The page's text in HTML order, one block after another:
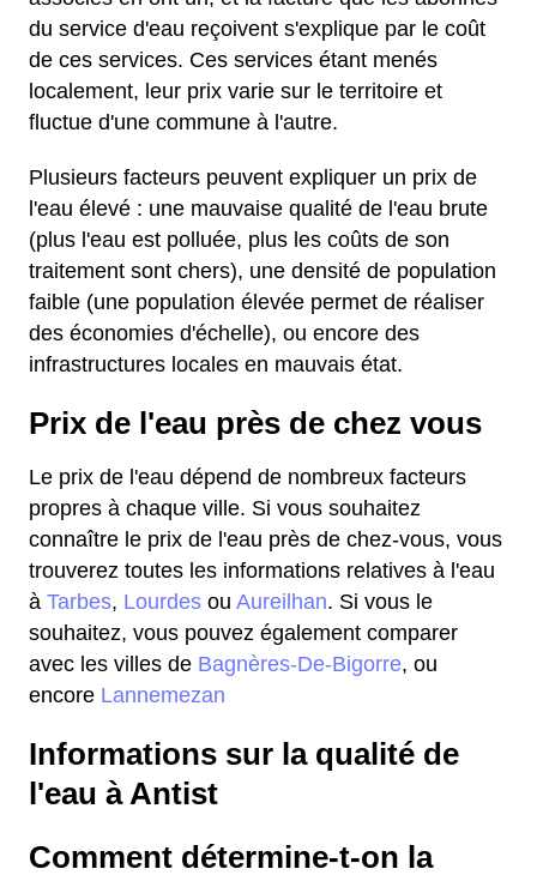
du service d'eau reçoivent s'explique par le coût
de ces services. Ces services étant menés
localement, leur prix varie sur le territoire et
fluctue d'une commune à l'autre.
Plusieurs facteurs peuvent expliquer un prix de
l'eau élevé : une mauvaise qualité de l'eau brute
(plus l'eau est polluée, plus les coûts de son
traitement sont chers), une densité de population
faible (une population élevée permet de réaliser
des économies d'échelle), ou encore des
infrastructures locales en mauvais état.
Prix de l'eau près de chez vous
Le prix de l'eau dépend de nombreux facteurs
propres à chaque ville. Si vous souhaitez
connaître le prix de l'eau près de chez-vous, vous
trouverez toutes les informations relatives à l'eau
à Tarbes, Lourdes ou Aureilhan. Si vous le
souhaitez, vous pouvez également comparer
avec les villes de Bagnères-De-Bigorre, ou
encore Lannemezan
Informations sur la qualité de
l'eau à Antist
Comment détermine-t-on la